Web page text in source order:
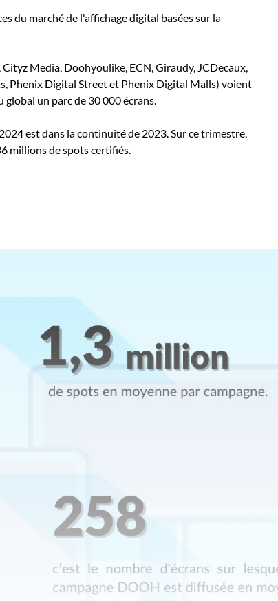
du marché de l'affichage digital basées sur la
Media, Doohyoulike, ECN, Giraudy, JCDecaux,
Phenix Digital Street et Phenix Digital Malls) voient
un parc de 30 000 écrans.
est dans la continuité de 2023. Sur ce trimestre,
millions de spots certifiés.